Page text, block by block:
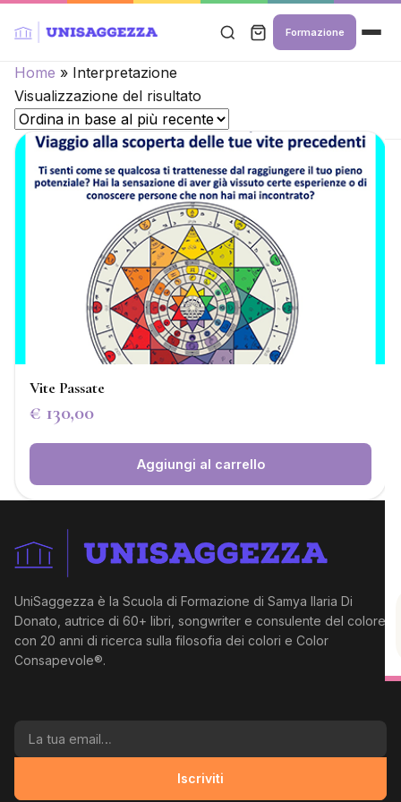
Formazione
Home » Interpretazione
Visualizzazione del risultato
Vite Passate
€ 130,00
Aggiungi al carrello
UniSaggezza è la Scuola di Formazione di Samya Ilaria Di
Donato, autrice di 60+ libri, songwriter e consulente del colore
con 20 anni di ricerca sulla filosofia dei colori e Color
Consapevole®.
La tua email
Iscriviti